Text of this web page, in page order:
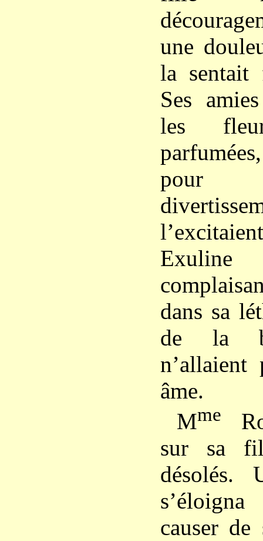
une
la sentait
Ses
les
pour
dans sa
de la
n’allaient
âme.
Mme
sur sa
désolés.
causer de